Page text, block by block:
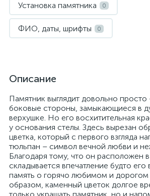
Установка памятника 0
ФИО, даты, шрифты 0
Описание
Памятник выглядит довольно просто
боковые стороны, замыкающиеся в
верхушке. Но его восхитительная
у основания стелы. Здесь вырезан
цветка, который с первого взгляда
тюльпан – символ вечной любви и
Благодаря тому, что он расположен
складывается впечатление будто его
память о горячо любимом и дорогом
образом, каменный цветок долгое